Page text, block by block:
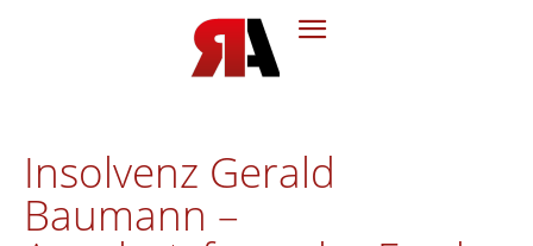
Insolvenz Gerald
Baumann –